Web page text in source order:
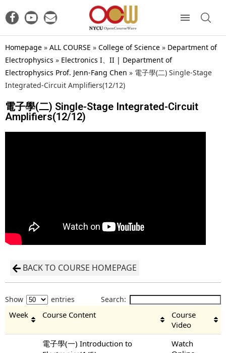
Homepage » ALL COURSE » College of Science » Department of
Electrophysics » Electronics I、II | Department of
Electrophysics Prof. Jenn-Fang Chen » 電子學(二) Single-Stage
Integrated-Circuit Amplifiers(12/12)
電子學(二) Single-Stage Integrated-Circuit
Amplifiers(12/12)
BACK TO COURSE HOMEPAGE
Show entries Search:
Week Course Content
Course
Video
電子學(一) Introduction to
Watch